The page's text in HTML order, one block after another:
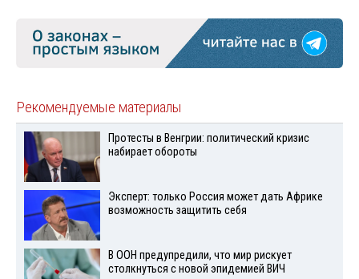
Рекомендуемые материалы
Протесты в Венгрии: политический кризис
набирает обороты
Эксперт: только Россия может дать Африке
возможность защитить себя
В ООН предупредили, что мир рискует
столкнуться с новой эпидемией ВИЧ